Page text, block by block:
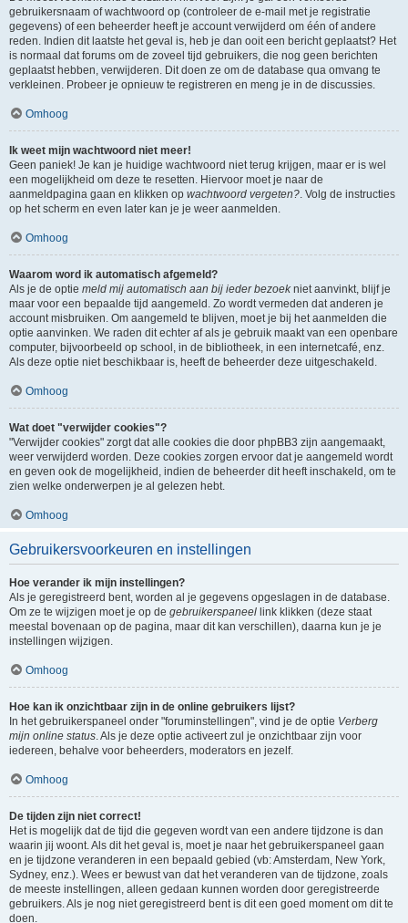
gebruikersnaam of wachtwoord op (controleer de e-mail met je registratie
gegevens) of een beheerder heeft je account verwijderd om één of andere
reden. Indien dit laatste het geval is, heb je dan ooit een bericht geplaatst? Het
is normaal dat forums om de zoveel tijd gebruikers, die nog geen berichten
geplaatst hebben, verwijderen. Dit doen ze om de database qua omvang te
verkleinen. Probeer je opnieuw te registreren en meng je in de discussies.
Omhoog
Ik weet mijn wachtwoord niet meer!
Geen paniek! Je kan je huidige wachtwoord niet terug krijgen, maar er is wel
een mogelijkheid om deze te resetten. Hiervoor moet je naar de
aanmeldpagina gaan en klikken op wachtwoord vergeten? . Volg de instructies
op het scherm en even later kan je je weer aanmelden.
Omhoog
Waarom word ik automatisch afgemeld?
Als je de optie meld mij automatisch aan bij ieder bezoekniet aanvinkt, blijf je
maar voor een bepaalde tijd aangemeld. Zo wordt vermeden dat anderen je
account misbruiken. Om aangemeld te blijven, moet je bij het aanmelden die
optie aanvinken. We raden dit echter af als je gebruik maakt van een openbare
computer, bijvoorbeeld op school, in de bibliotheek, in een internetcafé, enz.
Als deze optie niet beschikbaar is, heeft de beheerder deze uitgeschakeld.
Omhoog
Wat doet "verwijder cookies"?
"Verwijder cookies" zorgt dat alle cookies die door phpBB3 zijn aangemaakt,
weer verwijderd worden. Deze cookies zorgen ervoor dat je aangemeld wordt
en geven ook de mogelijkheid, indien de beheerder dit heeft inschakeld, om te
zien welke onderwerpen je al gelezen hebt.
Omhoog
Gebruikersvoorkeuren en instellingen
Hoe verander ik mijn instellingen?
Als je geregistreerd bent, worden al je gegevens opgeslagen in de database.
Om ze te wijzigen moet je op de gebruikerspaneel link klikken (deze staat
meestal bovenaan op de pagina, maar dit kan verschillen), daarna kun je je
instellingen wijzigen.
Omhoog
Hoe kan ik onzichtbaar zijn in de online gebruikers lijst?
In het gebruikerspaneel onder "foruminstellingen", vind je de optie Verberg
mijn online status . Als je deze optie activeert zul je onzichtbaar zijn voor
iedereen, behalve voor beheerders, moderators en jezelf.
Omhoog
De tijden zijn niet correct!
Het is mogelijk dat de tijd die gegeven wordt van een andere tijdzone is dan
waarin jij woont. Als dit het geval is, moet je naar het gebruikerspaneel gaan
en je tijdzone veranderen in een bepaald gebied (vb: Amsterdam, New York,
Sydney, enz.). Wees er bewust van dat het veranderen van de tijdzone, zoals
de meeste instellingen, alleen gedaan kunnen worden door geregistreerde
gebruikers. Als je nog niet geregistreerd bent is dit een goed moment om dit te
doen.